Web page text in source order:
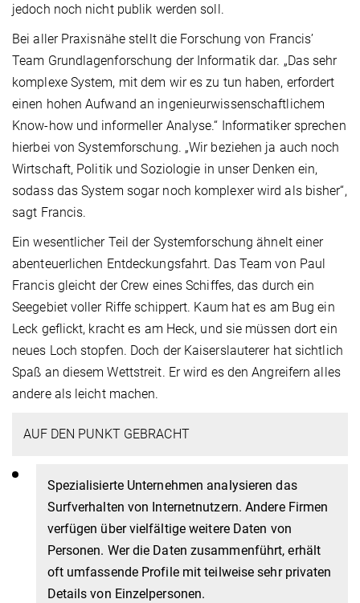
jedoch noch nicht publik werden soll.
Bei aller Praxisnähe stellt die Forschung von Francis’
Team Grundlagenforschung der Informatik dar. „Das sehr
komplexe System, mit dem wir es zu tun haben, erfordert
einen hohen Aufwand an ingenieurwissenschaftlichem
Know-how und informeller Analyse.“ Informatiker sprechen
hierbei von Systemforschung. „Wir beziehen ja auch noch
Wirtschaft, Politik und Soziologie in unser Denken ein,
sodass das System sogar noch komplexer wird als bisher“,
sagt Francis.
Ein wesentlicher Teil der Systemforschung ähnelt einer
abenteuerlichen Entdeckungsfahrt. Das Team von Paul
Francis gleicht der Crew eines Schiffes, das durch ein
Seegebiet voller Riffe schippert. Kaum hat es am Bug ein
Leck geflickt, kracht es am Heck, und sie müssen dort ein
neues Loch stopfen. Doch der Kaiserslauterer hat sichtlich
Spaß an diesem Wettstreit. Er wird es den Angreifern alles
andere als leicht machen.
AUF DEN PUNKT GEBRACHT
Spezialisierte Unternehmen analysieren das
Surfverhalten von Internetnutzern. Andere Firmen
verfügen über vielfältige weitere Daten von
Personen. Wer die Daten zusammenführt, erhält
oft umfassende Profile mit teilweise sehr privaten
Details von Einzelpersonen.